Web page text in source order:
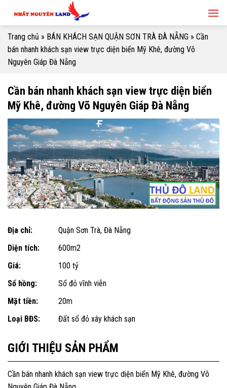
content
Trang chủ » BÁN KHÁCH SẠN QUẬN SƠN TRÀ ĐÀ NẴNG » Cần
bán nhanh khách sạn view trực diện biển Mỹ Khê, đường Võ
Nguyên Giáp Đà Nẵng
Cần bán nhanh khách sạn view trực diện biển
Mỹ Khê, đường Võ Nguyên Giáp Đà Nẵng
Địa chỉ:
Quận Sơn Trà, Đà Nẵng
Diện tích:
600m2
Giá:
100 tỷ
Sổ hồng:
Sổ đỏ vĩnh viễn
Mặt tiền:
20m
Loại BĐS:
Đất sổ đỏ xây khách sạn
GIỚI THIỆU SẢN PHẨM
Cần bán nhanh khách sạn view trực diện biển Mỹ Khê, đường Võ